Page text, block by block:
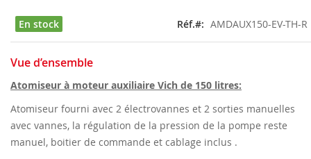
En stock Réf. AMDAUX150-EV-TH-R
Vue d’ensemble
Atomiseur à moteur auxiliaire Vich de 150 litres:
Atomiseur fourni avec 2 électrovannes et 2 sorties manuelles
avec vannes, la régulation de la pression de la pompe reste
manuel, boitier de commande et cablage inclus .